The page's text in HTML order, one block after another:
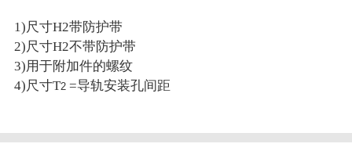
1)尺寸H2带防护带
2)尺寸H2不带防护带
3)用于附加件的螺纹
4)尺寸T2 =导轨安装孔间距